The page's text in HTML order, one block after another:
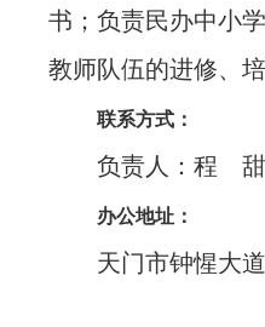
书；负责民办中小
教师队伍的进修、
联系方式：
负责人：程
办公地址：
天门市钟惺大